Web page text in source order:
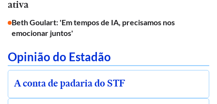
ativa
Beth Goulart: 'Em tempos de IA, precisamos nos
emocionar juntos'
Opinião do Estadão
A conta de padaria do STF